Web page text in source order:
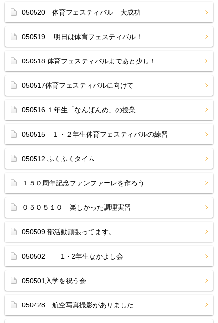
050520 体育フェスティバル 大成功
050519 明日は体育フェスティバル！
050518 体育フェスティバルまであと少し！
050517体育フェスティバルに向けて
050516 １年生「なんばんめ」の授業
050515 １・２年生体育フェスティバルの練習
050512 ふくふくタイム
１５０周年記念ファンファーレを作ろう
０５０５１０ 楽しかった調理実習
050509 部活動頑張ってます。
050502 1・2年生なかよし会
050501入学を祝う会
050428 航空写真撮影がありました